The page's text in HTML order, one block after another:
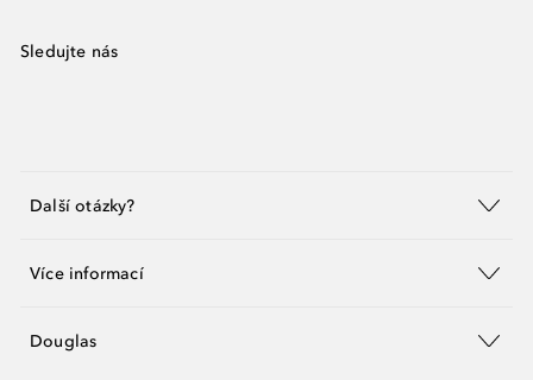
Sledujte nás
Další otázky?
Více informací
Douglas